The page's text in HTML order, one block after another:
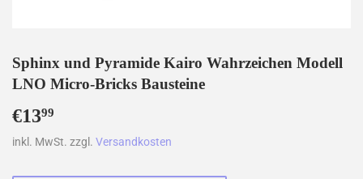
Sphinx und Pyramide Kairo Wahrzeichen Modell
LNO Micro-Bricks Bausteine
€1399
inkl. MwSt. zzgl. Versandkosten